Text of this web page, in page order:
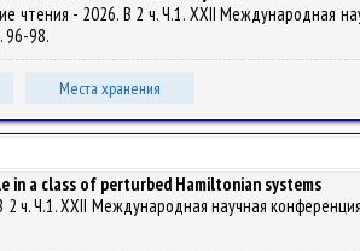
чтения - 2026. В 2 ч. Ч.1. XXII
96-98.
Места хранения
in a class of perturbed Hamiltonian systems
2 ч. Ч.1. XXII Международная научная